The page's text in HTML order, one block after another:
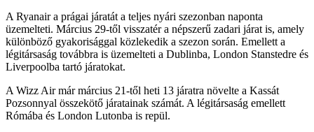
A Ryanair a prágai járatát a teljes nyári szezonban naponta
üzemelteti. Március 29-től visszatér a népszerű zadari járat is, amely
különböző gyakorisággal közlekedik a szezon során. Emellett a
légitársaság továbbra is üzemelteti a Dublinba, London Stanstedre és
Liverpoolba tartó járatokat.
A Wizz Air már március 21-től heti 13 járatra növelte a Kassát
Pozsonnyal összekötő járatainak számát. A légitársaság emellett
Rómába és London Lutonba is repül.